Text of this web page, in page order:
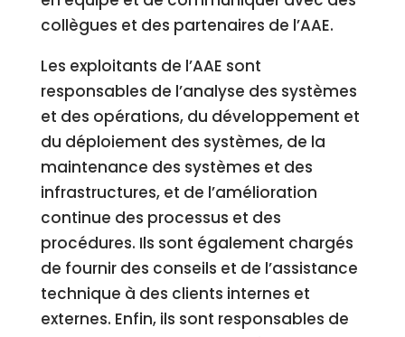
collègues et des partenaires de l’AAE.
Les exploitants de l’AAE sont
responsables de l’analyse des systèmes
et des opérations, du développement et
du déploiement des systèmes, de la
maintenance des systèmes et des
infrastructures, et de l’amélioration
continue des processus et des
procédures. Ils sont également chargés
de fournir des conseils et de l’assistance
technique à des clients internes et
externes. Enfin, ils sont responsables de